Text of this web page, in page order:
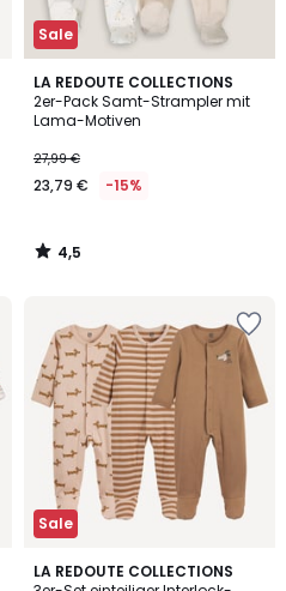
Sale
LA REDOUTE COLLECTIONS
2er-Pack Samt-Strampler mit
Lama-Motiven
27,99 €
23,79 € -15%
4,5
/ 5
4,5
/
Sale
LA REDOUTE COLLECTIONS